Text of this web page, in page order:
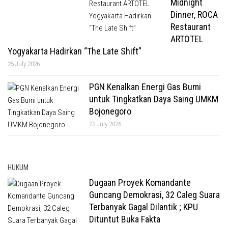
Midnight
Dinner, ROCA
Restaurant
ARTOTEL
Yogyakarta Hadirkan “The Late Shift”
25 July 2026
PGN Kenalkan Energi Gas Bumi
untuk Tingkatkan Daya Saing UMKM
Bojonegoro
23 July 2026
HUKUM
Dugaan Proyek Komandante
Guncang Demokrasi, 32 Caleg Suara
Terbanyak Gagal Dilantik ; KPU
Dituntut Buka Fakta